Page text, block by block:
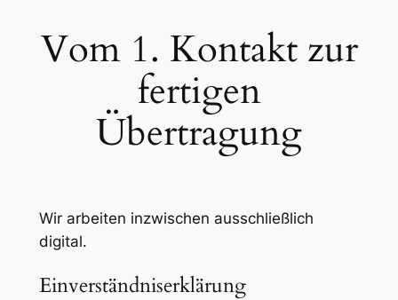
Vom 1. Kontakt zur
fertigen
Übertragung
Wir arbeiten inzwischen ausschließlich
digital.
Einverständniserklärung